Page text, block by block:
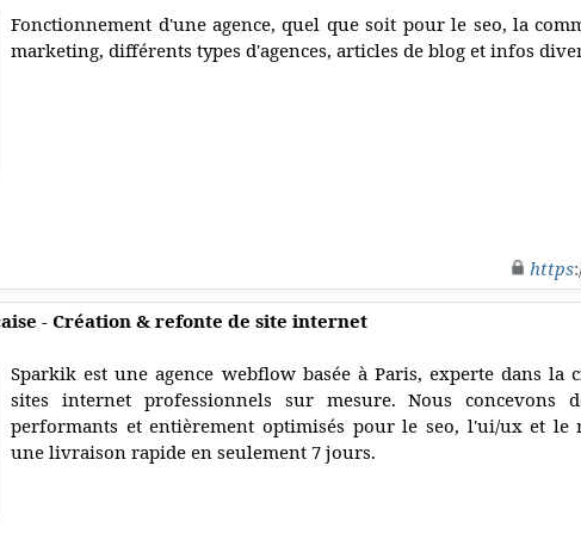
Fonctionnement d'une agence, quel que soit pour le seo, la
marketing, différents types d'agences, articles de blog et infos
https
- Création & refonte de site internet
Sparkik est une agence webflow basée à Paris, experte dans la
sites internet professionnels sur mesure. Nous concevons
performants et entièrement optimisés pour le seo, l'ui/ux et le
une livraison rapide en seulement 7 jours.